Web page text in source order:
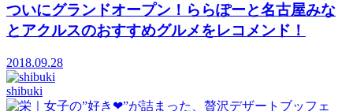
ついにグランドオープン！ららぽーと名古屋みな
とアクルスのおすすめグルメをレコメンド！
2018.09.28
shibuki